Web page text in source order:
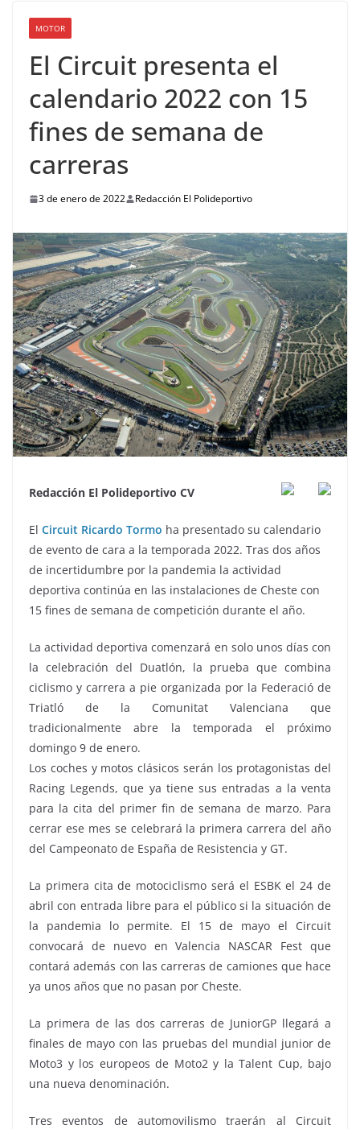
MOTOR
El Circuit presenta el
calendario 2022 con 15
fines de semana de
carreras
3 de enero de 2022 Redacción El Polideportivo
Redacción El Polideportivo CV
El Circuit Ricardo Tormo ha presentado su calendario
de evento de cara a la temporada 2022. Tras dos años
de incertidumbre por la pandemia la actividad
deportiva continúa en las instalaciones de Cheste con
15 fines de semana de competición durante el año.
La actividad deportiva comenzará en solo unos días con
la celebración del Duatlón, la prueba que combina
ciclismo y carrera a pie organizada por la Federació de
Triatló de la Comunitat Valenciana que
tradicionalmente abre la temporada el próximo
domingo 9 de enero.
Los coches y motos clásicos serán los protagonistas del
Racing Legends, que ya tiene sus entradas a la venta
para la cita del primer fin de semana de marzo. Para
cerrar ese mes se celebrará la primera carrera del año
del Campeonato de España de Resistencia y GT.
La primera cita de motociclismo será el ESBK el 24 de
abril con entrada libre para el público si la situación de
la pandemia lo permite. El 15 de mayo el Circuit
convocará de nuevo en Valencia NASCAR Fest que
contará además con las carreras de camiones que hace
ya unos años que no pasan por Cheste.
La primera de las dos carreras de JuniorGP llegará a
finales de mayo con las pruebas del mundial junior de
Moto3 y los europeos de Moto2 y la Talent Cup, bajo
una nueva denominación.
Tres eventos de automovilismo traerán al Circuit